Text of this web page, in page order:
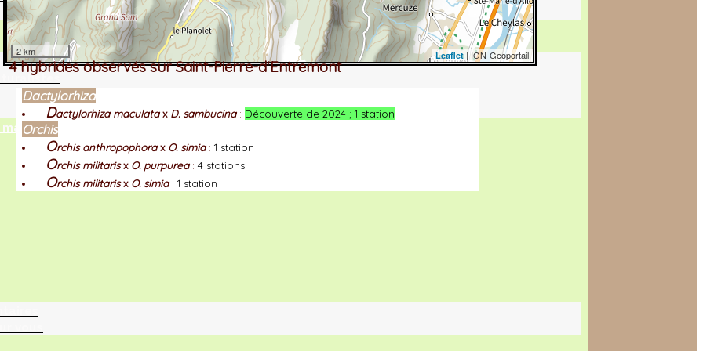
?
maille
vous
2 km Leaflet| IGN-Geoportail
4 hybrides observés sur Saint-Pierre-d'Entremont
Dactylorhiza
Dactylorhiza maculatax D. sambucina: Découverte de 2024 ; 1 station
Orchis
Orchis anthropophorax O. simia: 1 station
Orchis militarisx O. purpurea: 4 stations
Orchis militarisx O. simia: 1 station